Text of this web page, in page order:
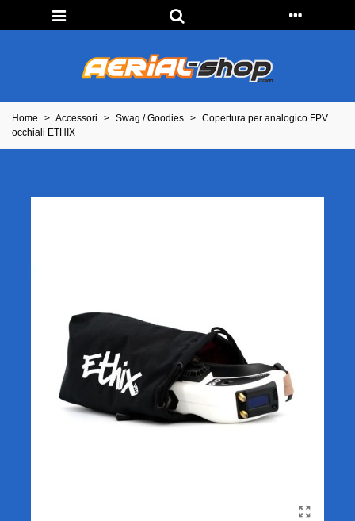
Home > Accessori > Swag / Goodies > Copertura per analogico FPV
occhiali ETHIX